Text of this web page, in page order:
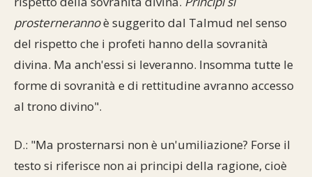
prosternerannoè suggerito dal Talmud nel senso
del rispetto che i profeti hanno della sovranità
divina. Ma anch'essi si leveranno. Insomma tutte le
forme di sovranità e di rettitudine avranno accesso
al trono divino".
D.: "Ma prosternarsi non è un'umiliazione? Forse il
testo si riferisce non ai principi della ragione, cioè